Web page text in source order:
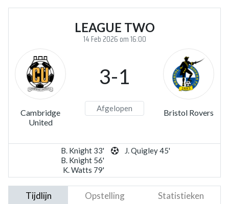
LEAGUE TWO
14 Feb 2026 om 16:00
Cambridge
United
3-1
Afgelopen Bristol Rovers
B. Knight 33'
B. Knight 56'
K. Watts 79'
J. Quigley 45'
Tijdlijn Opstelling Statistieken